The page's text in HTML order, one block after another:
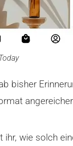
bisher
ihr, wie solch